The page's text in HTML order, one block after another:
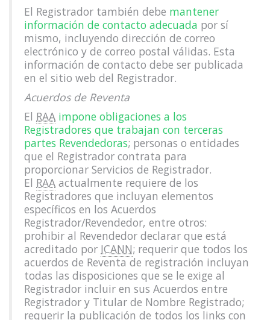
El Registrador también debe mantener
información de contacto adecuada por sí
mismo, incluyendo dirección de correo
electrónico y de correo postal válidas. Esta
información de contacto debe ser publicada
en el sitio web del Registrador.
Acuerdos de Reventa
El RAA impone obligaciones a los
Registradores que trabajan con terceras
partes Revendedoras; personas o entidades
que el Registrador contrata para
proporcionar Servicios de Registrador.
El RAA actualmente requiere de los
Registradores que incluyan elementos
específicos en los Acuerdos
Registrador/Revendedor, entre otros:
prohibir al Revendedor declarar que está
acreditado por ICANN; requerir que todos los
acuerdos de Reventa de registración incluyan
todas las disposiciones que se le exige al
Registrador incluir en sus Acuerdos entre
Registrador y Titular de Nombre Registrado;
requerir la publicación de todos los links con